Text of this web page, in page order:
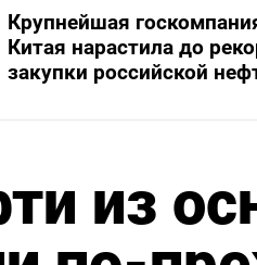
Крупнейшая
Китая нарастила до
закупки российской
из